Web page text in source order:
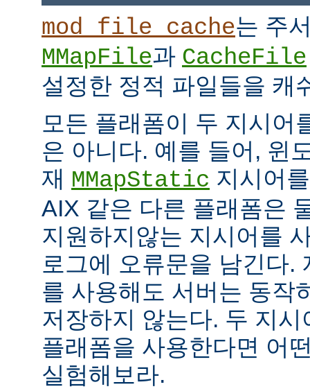
mod_file_cache는 주
MMapFile과 CacheFile
설정한 정적 파일들을 캐
모든 플래폼이 두 지시어
은 아니다. 예를 들어, 윈
재 MMapStatic 지시어
AIX 같은 다른 플래폼은
지원하지않는 지시어를
로그에 오류문을 남긴다.
를 사용해도 서버는 동작
저장하지 않는다. 두 지
플래폼을 사용한다면 어
실험해보라.